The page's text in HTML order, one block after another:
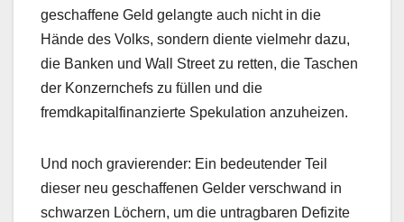
geschaffene Geld gelangte auch nicht in die
Hände des Volks, sondern diente vielmehr dazu,
die Banken und Wall Street zu retten, die Taschen
der Konzernchefs zu füllen und die
fremdkapitalfinanzierte Spekulation anzuheizen.
Und noch gravierender: Ein bedeutender Teil
dieser neu geschaffenen Gelder verschwand in
schwarzen Löchern, um die untragbaren Defizite